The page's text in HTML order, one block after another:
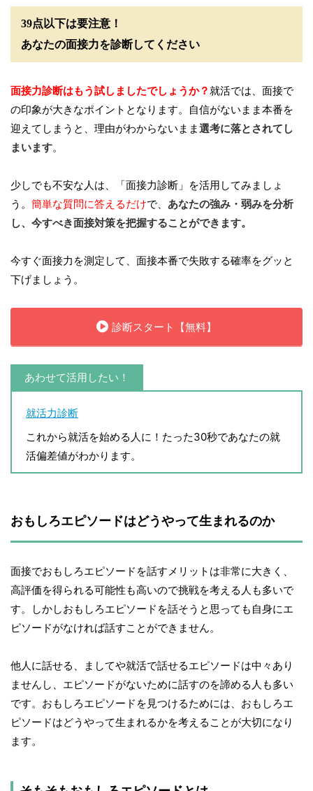
39点以下は要注意！
あなたの面接力を診断してください
面接力診断はもう試しましたでしょうか？就活では、面接で
の印象が大きなポイントとなります。自信がないまま本番を
迎えてしまうと、理由がわからないまま選考に落とされてし
まいます。
少しでも不安な人は、「面接力診断」を活用してみましょ
う。 簡単な質問に答えるだけで、 あなたの強み・弱みを分析
し、今すべき面接対策を把握することができます。
今すぐ面接力を測定して、面接本番で失敗する確率をグッと
下げましょう。
診断スタート【無料】
あわせて活用したい！
就活力診断
これから就活を始める人に！たった30秒であなたの就
活偏差値がわかります。
おもしろエピソードはどうやって生まれるのか
面接でおもしろエピソードを話すメリットは非常に大きく、
高評価を得られる可能性も高いので挑戦を考える人も多いで
す。しかしおもしろエピソードを話そうと思っても自身にエ
ピソードがなければ話すことができません。
他人に話せる、ましてや就活で話せるエピソードは中々あり
ませんし、エピソードがないために話すのを諦める人も多い
です。おもしろエピソードを見つけるためには、おもしろエ
ピソードはどうやって生まれるかを考えることが大切になり
ます。